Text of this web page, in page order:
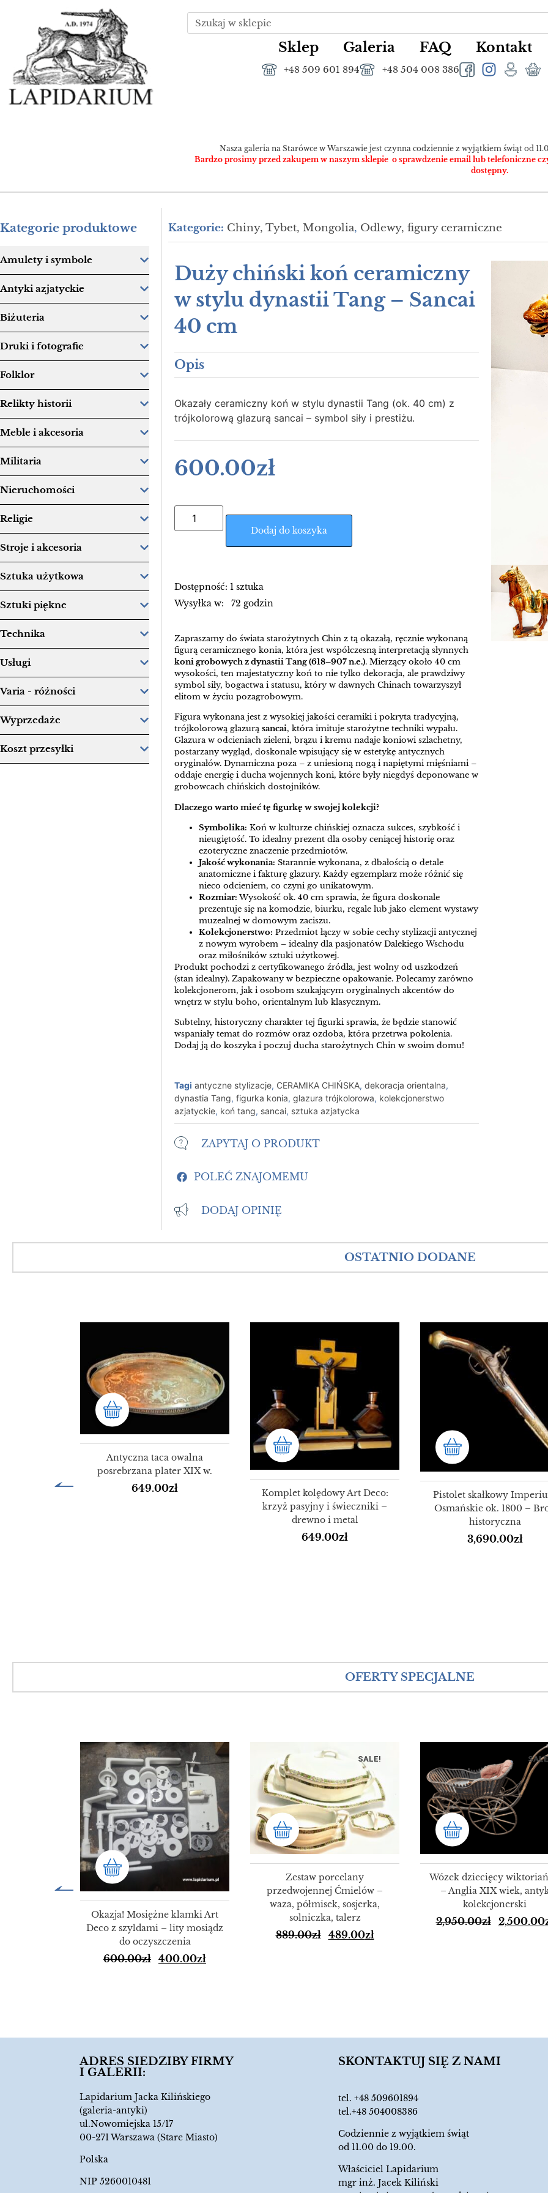
Sklep Galeria FAQ Kontakt
+48 509 601 894 +48 504 008 386
Nasza galeria na Starówce w Warszawie jest czynna codziennie z wyjątkiem świąt od
Bardzo prosimy przed zakupem w naszym sklepie o sprawdzenie email lub telefoniczne
dostępny.
Kategorie produktowe
Amulety i symbole
Antyki azjatyckie
Biżuteria
Druki i fotografie
Folklor
Relikty historii
Meble i akcesoria
Militaria
Nieruchomości
Religie
Stroje i akcesoria
Sztuka użytkowa
Sztuki piękne
Technika
Usługi
Varia - różności
Wyprzedaże
Koszt przesyłki
Kategorie: Chiny, Tybet, Mongolia, Odlewy, figury ceramiczne
Duży chiński koń ceramiczny
w stylu dynastii Tang – Sancai
40 cm
Opis
Okazały ceramiczny koń w stylu dynastii Tang (ok. 40 cm) z
trójkolorową glazurą sancai – symbol siły i prestiżu.
600.00zł
Dodaj do koszyka
Dostępność: 1 sztuka
Wysyłka w: 72 godzin
Zapraszamy do świata starożytnych Chin z tą okazałą, ręcznie wykonaną
figurą ceramicznego konia, która jest współczesną interpretacją słynnych
koni grobowych z dynastii Tang (618–907 n.e.). Mierzący około 40 cm
wysokości, ten majestatyczny koń to nie tylko dekoracja, ale prawdziwy
symbol siły, bogactwa i statusu, który w dawnych Chinach towarzyszył
elitom w życiu pozagrobowym.
Figura wykonana jest z wysokiej jakości ceramiki i pokryta tradycyjną,
trójkolorową glazurą sancai, która imituje starożytne techniki wypału.
Glazura w odcieniach zieleni, brązu i kremu nadaje koniowi szlachetny,
postarzany wygląd, doskonale wpisujący się w estetykę antycznych
oryginałów. Dynamiczna poza – z uniesioną nogą i napiętymi mięśniami –
oddaje energię i ducha wojennych koni, które były niegdyś deponowane w
grobowcach chińskich dostojników.
Dlaczego warto mieć tę figurkę w swojej kolekcji?
Symbolika: Koń w kulturze chińskiej oznacza sukces, szybkość i
nieugiętość. To idealny prezent dla osoby ceniącej historię oraz
ezoteryczne znaczenie przedmiotów.
Jakość wykonania: Starannie wykonana, z dbałością o detale
anatomiczne i fakturę glazury. Każdy egzemplarz może różnić się
nieco odcieniem, co czyni go unikatowym.
Rozmiar:Wysokość ok. 40 cm sprawia, że figura doskonale
prezentuje się na komodzie, biurku, regale lub jako element wystawy
muzealnej w domowym zaciszu.
Kolekcjonerstwo: Przedmiot łączy w sobie cechy stylizacji antycznej
z nowym wyrobem – idealny dla pasjonatów Dalekiego Wschodu
oraz miłośników sztuki użytkowej.
Produkt pochodzi z certyfikowanego źródła, jest wolny od uszkodzeń
(stan idealny). Zapakowany w bezpieczne opakowanie. Polecamy zarówno
kolekcjonerom, jak i osobom szukającym oryginalnych akcentów do
wnętrz w stylu boho, orientalnym lub klasycznym.
Subtelny, historyczny charakter tej figurki sprawia, że będzie stanowić
wspaniały temat do rozmów oraz ozdoba, która przetrwa pokolenia.
Dodaj ją do koszyka i poczuj ducha starożytnych Chin w swoim domu!
Tagi antyczne stylizacje, CERAMIKA CHIŃSKA, dekoracja orientalna,
dynastia Tang, figurka konia, glazura trójkolorowa, kolekcjonerstwo
azjatyckie, koń tang, sancai, sztuka azjatycka
ZAPYTAJ O PRODUKT
POLEĆ ZNAJOMEMU
DODAJ OPINIĘ
OSTATNIO DODANE
Antyczna taca owalna
posrebrzana plater XIX w.
649.00zł
Komplet kolędowy Art Deco:
krzyż pasyjny i świeczniki –
drewno i metal
649.00zł
Pistolet skałkowy
Osmańskie ok. 1800 –
historyczna
3,690.00zł
OFERTY SPECJALNE
SALE!
Okazja! Mosiężne klamki Art
Deco z szyldami – lity mosiądz
do oczyszczenia
600.00zł 400.00zł
SALE!
Zestaw porcelany
przedwojennej Ćmielów –
waza, półmisek, sosjerka,
solniczka, talerz
889.00zł 489.00zł
Wózek dziecięcy
– Anglia XIX wiek,
kolekcjonerski
2,950.00zł 2,500.00
ADRES SIEDZIBY FIRMY
I GALERII:
Lapidarium Jacka Kilińskiego
(galeria-antyki)
ul.Nowomiejska 15/17
00-271 Warszawa (Stare Miasto)
Polska
NIP 5260010481
SKONTAKTUJ SIĘ Z NAMI
tel.+48 509601894
tel.+48 504008386
Codziennie z wyjątkiem świąt
od 11.00 do 19.00.
Właściciel Lapidarium
mgr inż. Jacek Kiliński